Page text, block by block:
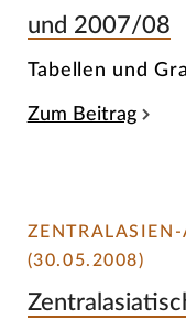
und 2007/08
Tabellen und
Zum Beitrag
(30.05.2008)